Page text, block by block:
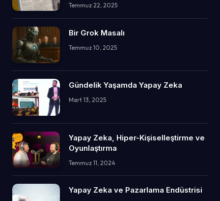
Temmuz 22, 2025
Bir Grok Masalı
Temmuz 10, 2025
Gündelik Yaşamda Yapay Zeka
Mart 13, 2025
Yapay Zeka, Hiper-Kişiselleştirme ve
Oyunlaştırma
Temmuz 11, 2024
Yapay Zeka ve Pazarlama Endüstrisi